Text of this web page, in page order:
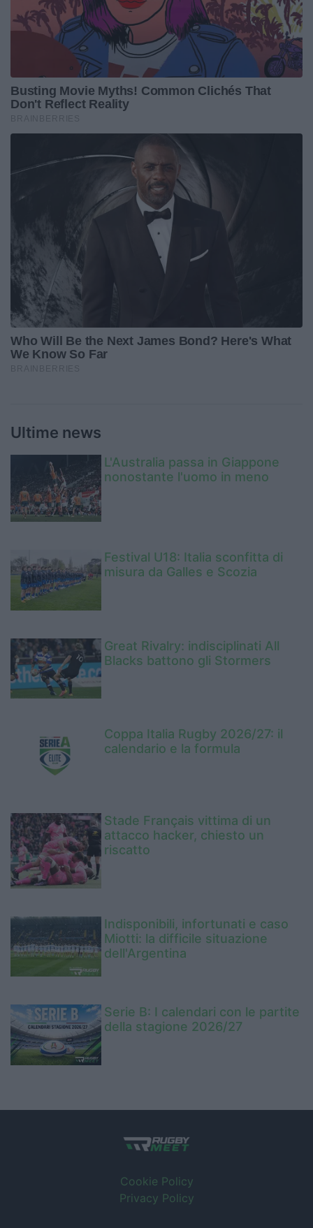
Ultime news
L'Australia passa in Giappone
nonostante l'uomo in meno
Festival U18: Italia sconfitta di
misura da Galles e Scozia
Great Rivalry: indisciplinati All
Blacks battono gli Stormers
Coppa Italia Rugby 2026/27: il
calendario e la formula
Stade Français vittima di un
attacco hacker, chiesto un
riscatto
Indisponibili, infortunati e caso
Miotti: la difficile situazione
dell'Argentina
Serie B: I calendari con le partite
della stagione 2026/27
Cookie Policy
Privacy Policy